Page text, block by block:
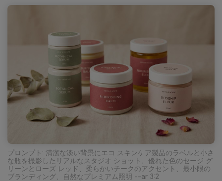
プロンプト: 清潔な淡い背景にエコ スキンケア製品のラベルと小さ
な瓶を撮影したリアルなスタジオ ショット、優れた色のセージ グ
リーンとローズ レッド、柔らかいチークのアクセント、最小限の
ブランディング、自然なプレミアム照明 --ar 3:2